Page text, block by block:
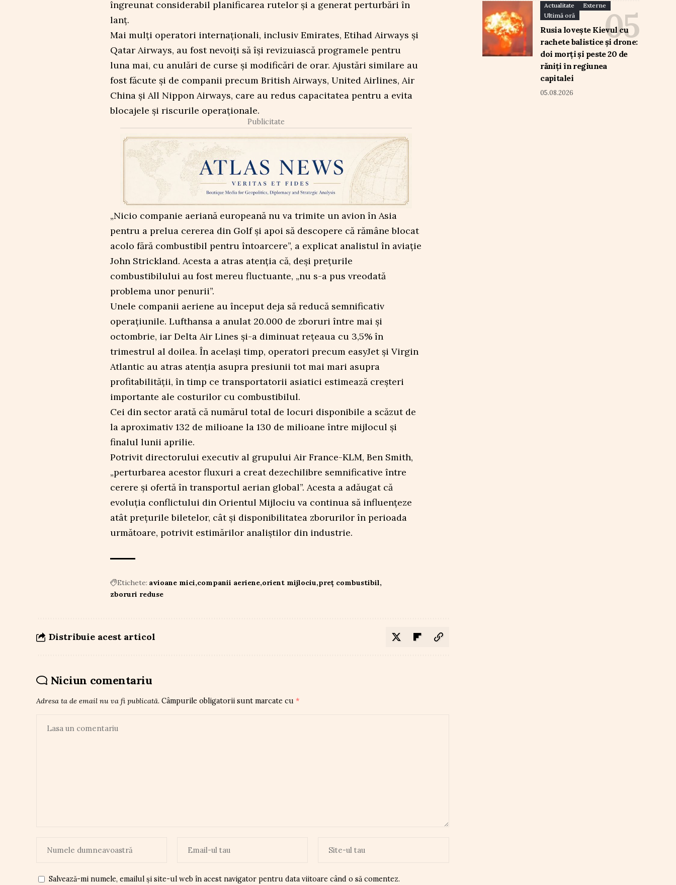
îngreunat considerabil planificarea rutelor și a generat perturbări în
lanț.
Mai mulți operatori internaționali, inclusiv Emirates, Etihad Airways și
Qatar Airways, au fost nevoiți să își revizuiască programele pentru
luna mai, cu anulări de curse și modificări de orar. Ajustări similare au
fost făcute și de companii precum British Airways, United Airlines, Air
China și All Nippon Airways, care au redus capacitatea pentru a evita
blocajele și riscurile operaționale.
Publicitate
„Nicio companie aeriană europeană nu va trimite un avion în Asia
pentru a prelua cererea din Golf și apoi să descopere că rămâne blocat
acolo fără combustibil pentru întoarcere”, a explicat analistul în aviație
John Strickland. Acesta a atras atenția că, deși prețurile
combustibilului au fost mereu fluctuante, „nu s-a pus vreodată
problema unor penurii”.
Unele companii aeriene au început deja să reducă semnificativ
operațiunile. Lufthansa a anulat 20.000 de zboruri între mai și
octombrie, iar Delta Air Lines și-a diminuat rețeaua cu 3,5% în
trimestrul al doilea. În același timp, operatori precum easyJet și Virgin
Atlantic au atras atenția asupra presiunii tot mai mari asupra
profitabilității, în timp ce transportatorii asiatici estimează creșteri
importante ale costurilor cu combustibilul.
Cei din sector arată că numărul total de locuri disponibile a scăzut de
la aproximativ 132 de milioane la 130 de milioane între mijlocul și
finalul lunii aprilie.
Potrivit directorului executiv al grupului Air France-KLM, Ben Smith,
„perturbarea acestor fluxuri a creat dezechilibre semnificative între
cerere și ofertă în transportul aerian global”. Acesta a adăugat că
evoluția conflictului din Orientul Mijlociu va continua să influențeze
atât prețurile biletelor, cât și disponibilitatea zborurilor în perioada
următoare, potrivit estimărilor analiștilor din industrie.
Etichete: avioane mici companii aeriene orient mijlociu preț combustibil
zboruri reduse
Distribuie acest articol
Niciun comentariu
Adresa ta de email nu va fi publicată. Câmpurile obligatorii sunt marcate cu *
Salvează-mi numele, emailul și site-ul web în acest navigator pentru data viitoare când o să comentez.
Actualitate
Externe
Ultimă oră
Rusia lovește Kievul cu
rachete balistice și drone:
doi morți și peste 20 de
răniți în regiunea
capitalei
05.08.2026